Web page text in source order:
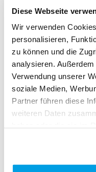
Diese Webseite
Wir verwenden
personalisieren,
zu können und die
analysieren.
Verwendung unserer
soziale Medien,
Partner führen diese
weiteren Daten